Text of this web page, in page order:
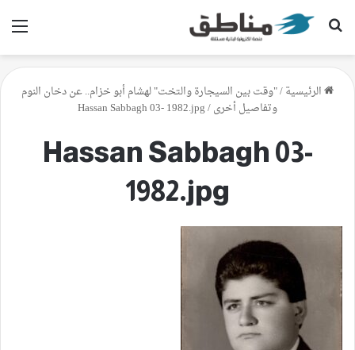
بحث عن
الرئيسية/"وقت بين السيجارة والتخت" لهشام أبو خزام.. عن دخان النوم
وتفاصيل أخرى/
Hassan Sabbagh 03- 1982.jpg
Hassan Sabbagh 03-
1982.jpg